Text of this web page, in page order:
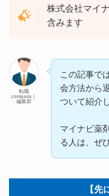
株式会社マイ
含みます
転職
compass｜
編集部
この記事で
会方法から
ついて紹介
マイナビ薬
る人は、ぜ
【先